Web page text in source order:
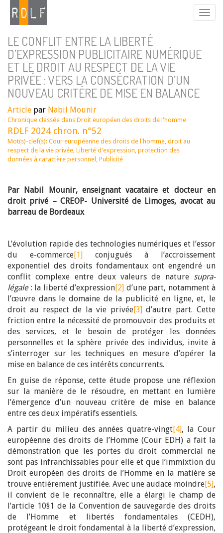
LE CONFLIT ENTRE LA LIBERTÉ
D’EXPRESSION PUBLICITAIRE NUMÉRIQUE
ET LE DROIT AU RESPECT DE LA VIE
PRIVÉE : VERS LA CONSÉCRATION D’UN
NOUVEAU CRITÈRE DE MISE EN BALANCE
Article par Nabil Mounir
Chronique classée dans Droit européen des droits de l'homme
RDLF 2024 chron. n°52
Mot(s)-clef(s): Cour européenne des droits de l'homme, droit au
respect de la vie privée, Liberté d'expression, protection des
données à caractère personnel , Publicité
Par Nabil Mounir, enseignant vacataire et docteur en
droit privé – CREOP- Université de Limoges, avocat au
barreau de Bordeaux
L’évolution rapide des technologies numériques et l’essor
du e-commerce[1] conjugués à l’accroissement
exponentiel des droits fondamentaux ont engendré un
conflit complexe entre deux valeurs de nature supra-
légale : la liberté d’expression[2] d’une part, notamment à
l’œuvre dans le domaine de la publicité en ligne, et, le
droit au respect de la vie privée[3]d’autre part. Cette
friction entre la nécessité de promouvoir des produits et
des services, et le besoin de protéger les données
personnelles et la sphère privée des individus, invite à
s’interroger sur les techniques en mesure d’opérer la
mise en balance de ces intérêts concurrents.
En guise de réponse, cette étude propose une réflexion
sur la manière de le résoudre, en mettant en lumière
l’émergence d’un nouveau critère de mise en balance
entre ces deux impératifs essentiels.
A partir du milieu des années quatre-vingt[4], la Cour
européenne des droits de l’Homme (Cour EDH) a fait la
démonstration que les portes du droit commercial ne
sont pas infranchissables pour elle et que l’immixtion du
Droit européen des droits de l’Homme en la matière se
trouve entièrement justifiée. Avec une audace moindre[5],
il convient de le reconnaître, elle a élargi le champ de
l’article 10§1 de la Convention de sauvegarde des droits
de l’Homme et libertés fondamentales (CEDH),
protégeant le droit fondamental à la liberté d’expression,